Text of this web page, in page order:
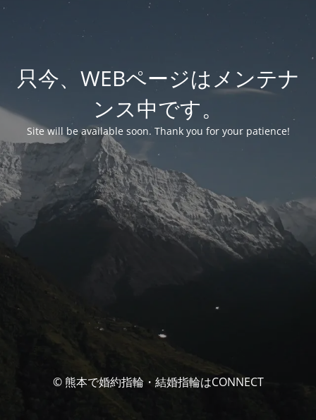
只今、WEBページはメンテナ
ンス中です。
Site will be available soon. Thank you for your patience!
© 熊本で婚約指輪・結婚指輪はCONNECT